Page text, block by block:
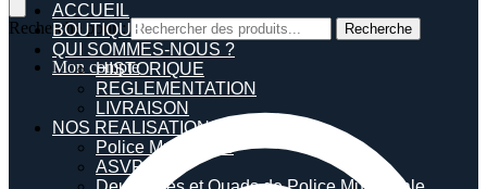
Recherche pour : Recherche
Mon compte
ACCUEIL
BOUTIQUE
QUI SOMMES-NOUS ?
HISTORIQUE
REGLEMENTATION
LIVRAISON
NOS REALISATIONS
Police Municipale
ASVP